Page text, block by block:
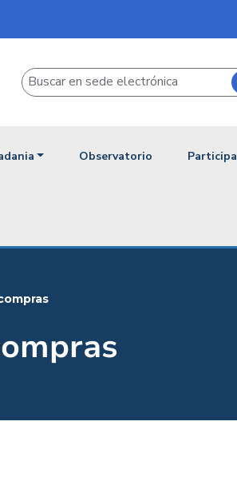
Buscar
Observatorio Participa